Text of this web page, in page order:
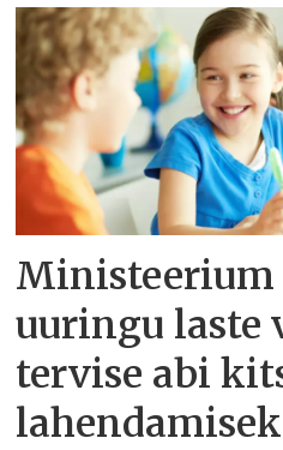
uuringu laste
tervise abi